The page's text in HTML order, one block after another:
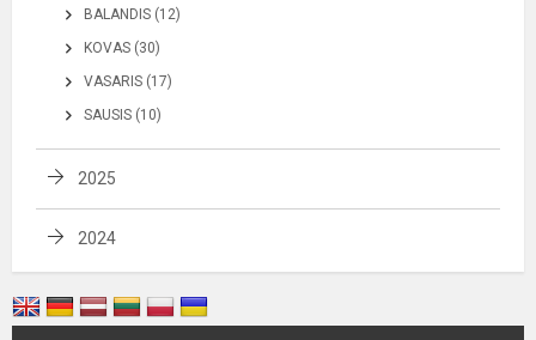
BALANDIS (12)
KOVAS (30)
VASARIS (17)
SAUSIS (10)
2025
2024